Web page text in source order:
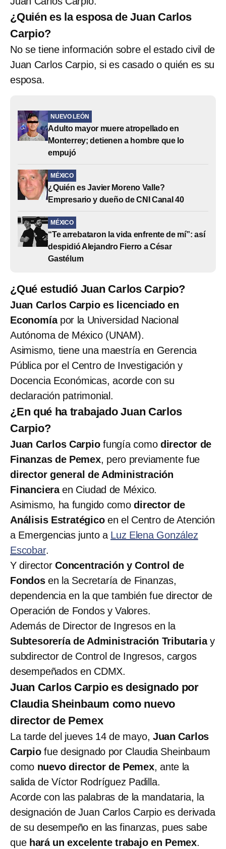
¿Quién es la esposa de Juan Carlos
Carpio?
No se tiene información sobre el estado civil de
Juan Carlos Carpio, si es casado o quién es su
esposa.
NUEVO LEÓN
Adulto mayor muere atropellado en
Monterrey; detienen a hombre que lo
empujó
MÉXICO
¿Quién es Javier Moreno Valle?
Empresario y dueño de CNI Canal 40
MÉXICO
“Te arrebataron la vida enfrente de mí”: así
despidió Alejandro Fierro a César
Gastélum
¿Qué estudió Juan Carlos Carpio?
Juan Carlos Carpio es licenciado en
Economíapor la Universidad Nacional
Autónoma de México (UNAM).
Asimismo, tiene una maestría en Gerencia
Pública por el Centro de Investigación y
Docencia Económicas, acorde con su
declaración patrimonial.
¿En qué ha trabajado Juan Carlos
Carpio?
Juan Carlos Carpiofungía como director de
Finanzas de Pemex, pero previamente fue
director general de Administración
Financieraen Ciudad de México.
Asimismo, ha fungido comodirector de
Análisis Estratégicoen el Centro de Atención
a Emergencias junto a Luz Elena González
Escobar.
Y director Concentración y Control de
Fondosen la Secretaría de Finanzas,
dependencia en la que también fue director de
Operación de Fondos y Valores.
Además de Director de Ingresos en la
Subtesorería de Administración Tributariay
subdirector de Control de Ingresos, cargos
desempeñados en CDMX.
Juan Carlos Carpio es designado por
Claudia Sheinbaum como nuevo
director de Pemex
La tarde del jueves 14 de mayo, Juan Carlos
Carpiofue designado por Claudia Sheinbaum
como nuevo director de Pemex, ante la
salida de Víctor Rodríguez Padilla.
Acorde con las palabras de la mandataria, la
designación de Juan Carlos Carpio es derivada
de su desempeño en las finanzas, pues sabe
que hará un excelente trabajo en Pemex.